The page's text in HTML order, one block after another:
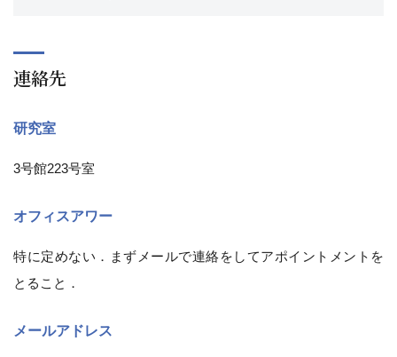
連絡先
研究室
3号館223号室
オフィスアワー
特に定めない．まずメールで連絡をしてアポイントメントを
とること．
メールアドレス